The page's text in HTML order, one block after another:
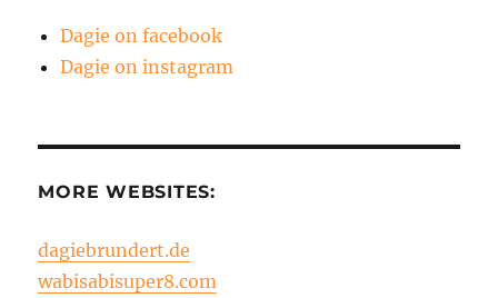
Dagie on facebook
Dagie on instagram
MORE WEBSITES:
dagiebrundert.de
wabisabisuper8.com